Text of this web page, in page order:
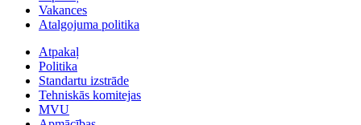
Vakances
Atalgojuma politika
Atpakaļ
Politika
Standartu izstrāde
Tehniskās komitejas
MVU